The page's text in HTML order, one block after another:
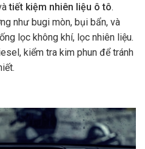
tiết kiệm nhiên liệu ô tô.
như bugi mòn, bụi bẩn, và
lọc không khí, lọc nhiên liệu.
kiểm tra kim phun để tránh